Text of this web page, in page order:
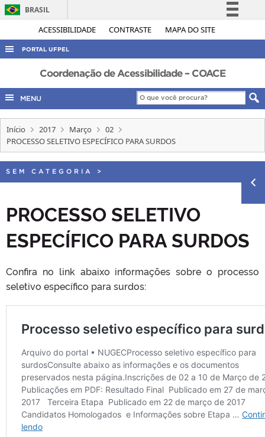
ACESSIBILIDADE CONTRASTE MAPA DO SITE
BRASIL
Simplifique!
Legislação
Canais
PORTAL UFPEL
ACESSO À INFORMAÇÃO
AUDITORIA
COBALTO
CONCURSOS
INTERNACIONAL
PORTARIAS
Coordenação de Acessibilidade – COACE
MENU
Início 2017 Março
02
PROCESSO SELETIVO ESPECÍFICO PARA SURDOS
SEM CATEGORIA >
PROCESSO SELETIVO
ESPECÍFICO PARA SURDOS
Confira no link abaixo informações sobre o processo
seletivo específico para surdos: